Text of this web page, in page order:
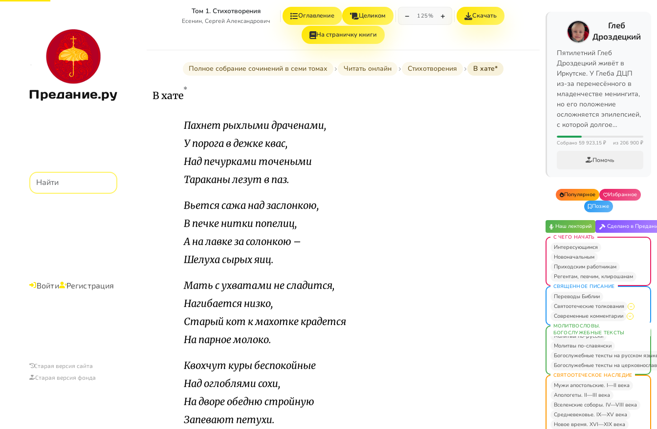
Предание.ру
Войти Регистрация
Старая версия сайта
Старая версия фонда
Том 1. Стихотворения
Есенин, Сергей Александрович
Оглавление Целиком − 125% + Скачать
На страничку книги
Полное собрание сочинений в семи томах Читать онлайн Стихотворения В хате*
В хате*
Пахнет рыхлыми драченами,
У порога в дежке квас,
Над печурками точеными
Тараканы лезут в паз.
Вьется сажа над заслонкою,
В печке нитки попелиц,
А на лавке за солонкою –
Шелуха сырых яиц.
Мать с ухватами не сладится,
Нагибается низко,
Старый кот к махотке крадется
На парное молоко.
Квохчут куры беспокойные
Над оглоблями сохи,
На дворе обедню стройную
Запевают петухи.
Глеб
Дроздецкий
Пятилетний Глеб
Дроздецкий живёт в
Иркутске. У Глеба ДЦП
из-за перенесённого в
младенчестве менингита,
но его положение
осложняется эпилепсией,
с которой долгое…
Собрано 59 923,15 ₽ из 206 900 ₽
Помочь
Популярное
Избранное
Позже
Наш лекторий Сделано в
С ЧЕГО НАЧАТЬ
Интересующимся
Новоначальным
Приходским работникам
Регентам, певчим, клирошанам
СВЯЩЕННОЕ ПИСАНИЕ
Переводы Библии
Святоотеческие толкования
Современные комментарии
МОЛИТВОСЛОВЫ.
БОГОСЛУЖЕБНЫЕ ТЕКСТЫ
Молитвы по-русски
Молитвы по-славянски
Богослужебные тексты на русском
Богослужебные тексты на
СВЯТООТЕЧЕСКОЕ НАСЛЕДИЕ
Мужи апостольские. I—II века
Апологеты. II—III века
Вселенские соборы. IV—VIII века
Средневековье. IX—XV века
Новое время. XVI—XIX века